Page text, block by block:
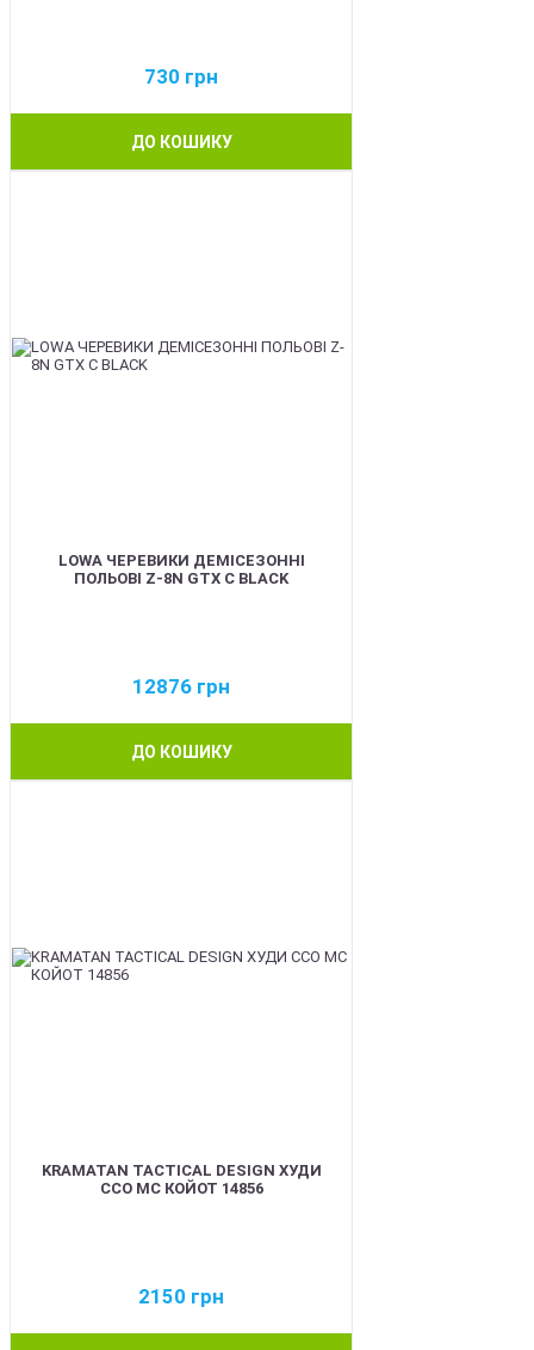
730 грн
ДО КОШИКУ
LOWA ЧЕРЕВИКИ ДЕМІСЕЗОННІ
ПОЛЬОВІ Z-8N GTX C BLACK
12876 грн
ДО КОШИКУ
KRAMATAN TACTICAL DESIGN ХУДИ
ССО МС КОЙОТ 14856
2150 грн